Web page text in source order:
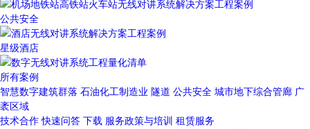
公共安全
星级酒店
所有案例
智慧数字建筑群落 石油化工制造业 隧道 公共安全 城市地下综合管廊 广
袤区域
技术合作 快速问答 下载 服务政策与培训 租赁服务